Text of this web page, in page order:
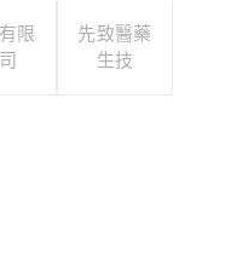
限
先致醫藥
生技